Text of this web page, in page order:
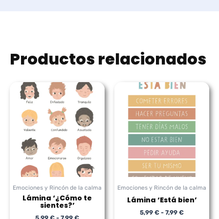
Productos relacionados
Emociones y Rincón de la calma
Lámina ‘¿Cómo te
sientes?’
Rango
de
precios:
desde
5,99 €
hasta
7,99 €
Emociones y Rincón de la calma
Lámina ‘Está bien’
5,99 € - 7,99 €
Rango
de
precios:
desde
5,99 €
hasta
7,99 €